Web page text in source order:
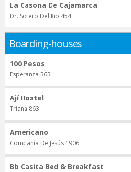
La Casona De Cajamarca
Dr. Sotero Del Rio 454
Boarding-houses
100 Pesos
Esperanza 363
Ají Hostel
Triana 863
Americano
Compañía De Jesús 1906
Bb Casita Bed & Breakfast